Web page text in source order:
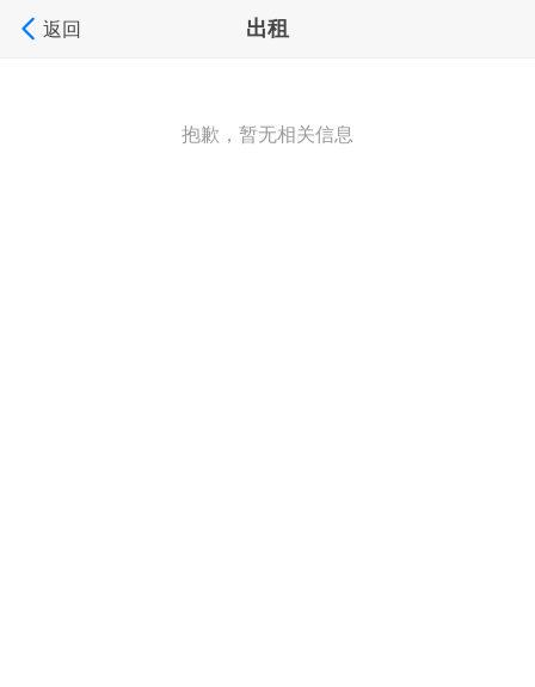
返回 出租
抱歉，暂无相关信息